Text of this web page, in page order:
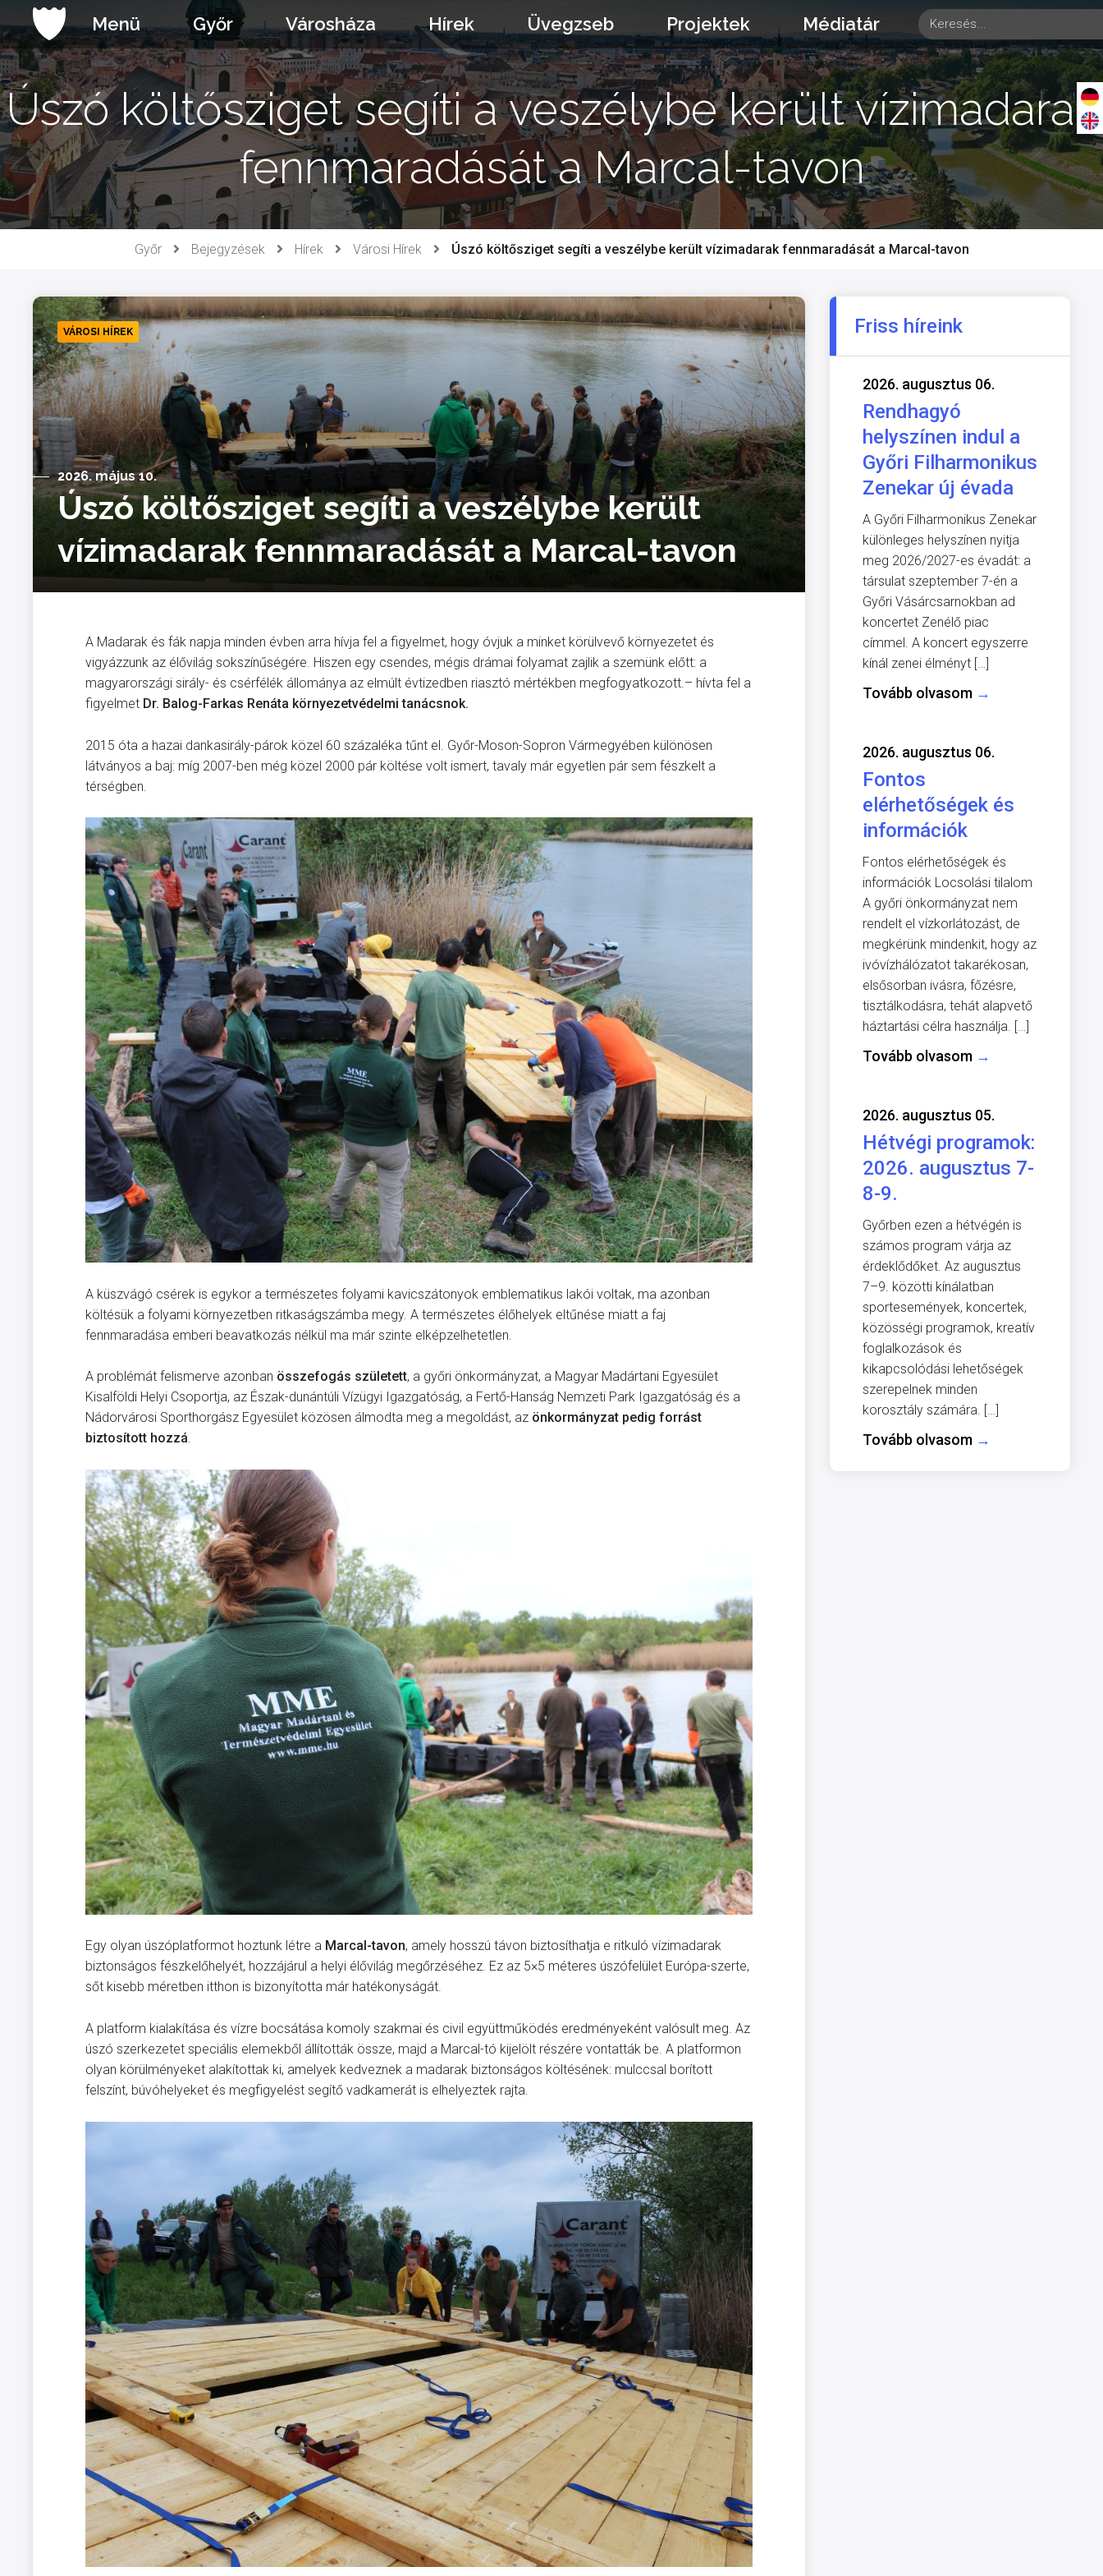
a
tartalomhoz
Menü Győr Városháza Hírek Üvegzseb Projektek Médiatár
Úszó költősziget segíti a veszélybe került vízimadarak
fennmaradását a Marcal-tavon
Győr Bejegyzések Hírek Városi Hírek Úszó költősziget segíti a veszélybe került vízimadarak fennmaradását a Marcal-tavon
VÁROSI HÍREK
2026. május 10.
Úszó költősziget segíti a veszélybe került
vízimadarak fennmaradását a Marcal-tavon
A Madarak és fák napja minden évben arra hívja fel a figyelmet, hogy óvjuk a minket körülvevő környezetet és
vigyázzunk az élővilág sokszínűségére. Hiszen egy csendes, mégis drámai folyamat zajlik a szemünk előtt: a
magyarországi sirály- és csérfélék állománya az elmúlt évtizedben riasztó mértékben megfogyatkozott.– hívta fel a
figyelmet Dr. Balog-Farkas Renáta környezetvédelmi tanácsnok.
2015 óta a hazai dankasirály-párok közel 60 százaléka tűnt el. Győr-Moson-Sopron Vármegyében különösen
látványos a baj: míg 2007-ben még közel 2000 pár költése volt ismert, tavaly már egyetlen pár sem fészkelt a
térségben.
A küszvágó csérek is egykor a természetes folyami kavicszátonyok emblematikus lakói voltak, ma azonban
költésük a folyami környezetben ritkaságszámba megy. A természetes élőhelyek eltűnése miatt a faj
fennmaradása emberi beavatkozás nélkül ma már szinte elképzelhetetlen.
A problémát felismerve azonban összefogás született, a győri önkormányzat, a Magyar Madártani Egyesület
Kisalföldi Helyi Csoportja, az Észak-dunántúli Vízügyi Igazgatóság, a Fertő-Hanság Nemzeti Park Igazgatóság és a
Nádorvárosi Sporthorgász Egyesület közösen álmodta meg a megoldást, az önkormányzat pedig forrást
biztosított hozzá.
Egy olyan úszóplatformot hoztunk létre a Marcal-tavon, amely hosszú távon biztosíthatja e ritkuló vízimadarak
biztonságos fészkelőhelyét, hozzájárul a helyi élővilág megőrzéséhez. Ez az 5×5 méteres úszófelület Európa-szerte,
sőt kisebb méretben itthon is bizonyította már hatékonyságát.
A platform kialakítása és vízre bocsátása komoly szakmai és civil együttműködés eredményeként valósult meg. Az
úszó szerkezetet speciális elemekből állították össze, majd a Marcal-tó kijelölt részére vontatták be. A platformon
olyan körülményeket alakítottak ki, amelyek kedveznek a madarak biztonságos költésének: mulccsal borított
felszínt, búvóhelyeket és megfigyelést segítő vadkamerát is elhelyeztek rajta.
Friss híreink
2026. augusztus 06.
Rendhagyó
helyszínen indul a
Győri Filharmonikus
Zenekar új évada
A Győri Filharmonikus Zenekar
különleges helyszínen nyitja
meg 2026/2027-es évadát: a
társulat szeptember 7-én a
Győri Vásárcsarnokban ad
koncertet Zenélő piac
címmel. A koncert egyszerre
kínál zenei élményt […]
Tovább olvasom →
2026. augusztus 06.
Fontos
elérhetőségek és
információk
Fontos elérhetőségek és
információk Locsolási tilalom
A győri önkormányzat nem
rendelt el vízkorlátozást, de
megkérünk mindenkit, hogy az
ivóvízhálózatot takarékosan,
elsősorban ivásra, főzésre,
tisztálkodásra, tehát alapvető
háztartási célra használja. […]
Tovább olvasom →
2026. augusztus 05.
Hétvégi programok:
2026. augusztus 7-
8-9.
Győrben ezen a hétvégén is
számos program várja az
érdeklődőket. Az augusztus
7–9. közötti kínálatban
sportesemények, koncertek,
közösségi programok, kreatív
foglalkozások és
kikapcsolódási lehetőségek
szerepelnek minden
korosztály számára. […]
Tovább olvasom →